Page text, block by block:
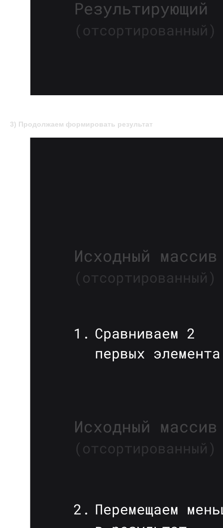
3) Продолжаем формировать результат